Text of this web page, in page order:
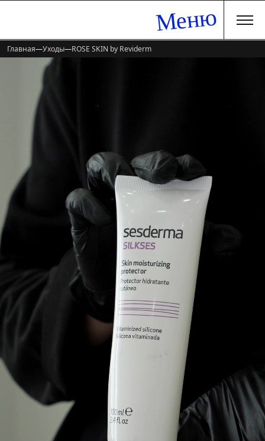
Меню
Главная—Уходы—ROSE SKIN by Reviderm